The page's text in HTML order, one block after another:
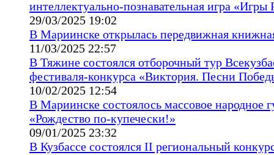
интеллектуально-познавательная игра «Игры
29/03/2025 19:02
В Мариинске открылась передвижная
11/03/2025 22:57
В Тяжине состоялся отборочный тур
фестиваля-конкурса «Виктория. Песни
10/02/2025 12:54
В Мариинске состоялось массовое народное
«Рождество по-купечески!»
09/01/2025 23:32
В Кузбассе состоялся II региональный